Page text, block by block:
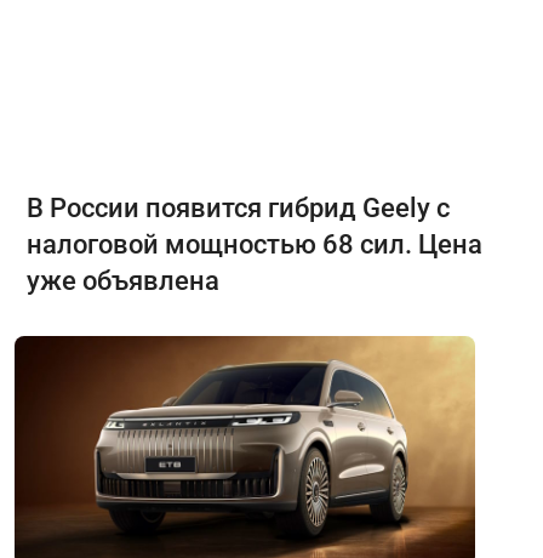
В России появится гибрид Geely с
налоговой мощностью 68 сил. Цена
уже объявлена